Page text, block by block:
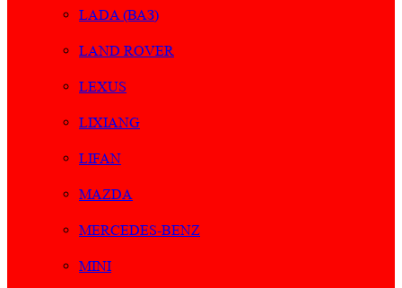
LADA (ВАЗ)
LAND ROVER
LEXUS
LIXIANG
LIFAN
MAZDA
MERCEDES-BENZ
MINI